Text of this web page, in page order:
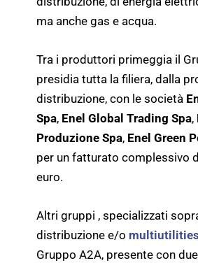
ma anche gas e acqua.
Tra i produttori primeggia il
presidia tutta la filiera, dalla
distribuzione, con le società
Spa, Enel Global Trading Spa,
Produzione Spa, Enel Green
per un fatturato complessivo
euro.
Altri gruppi , specializzati
distribuzione e/o multiutilities
Gruppo A2A, presente con